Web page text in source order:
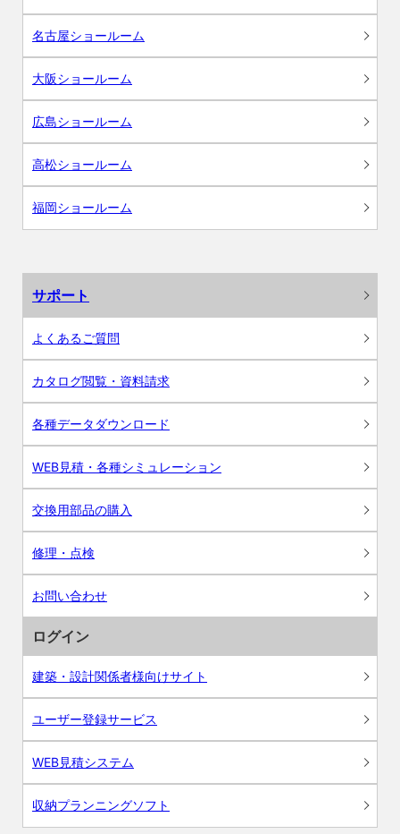
名古屋ショールーム
大阪ショールーム
広島ショールーム
高松ショールーム
福岡ショールーム
サポート
よくあるご質問
カタログ閲覧・資料請求
各種データダウンロード
WEB見積・各種シミュレーション
交換用部品の購入
修理・点検
お問い合わせ
ログイン
建築・設計関係者様向けサイト
ユーザー登録サービス
WEB見積システム
収納プランニングソフト